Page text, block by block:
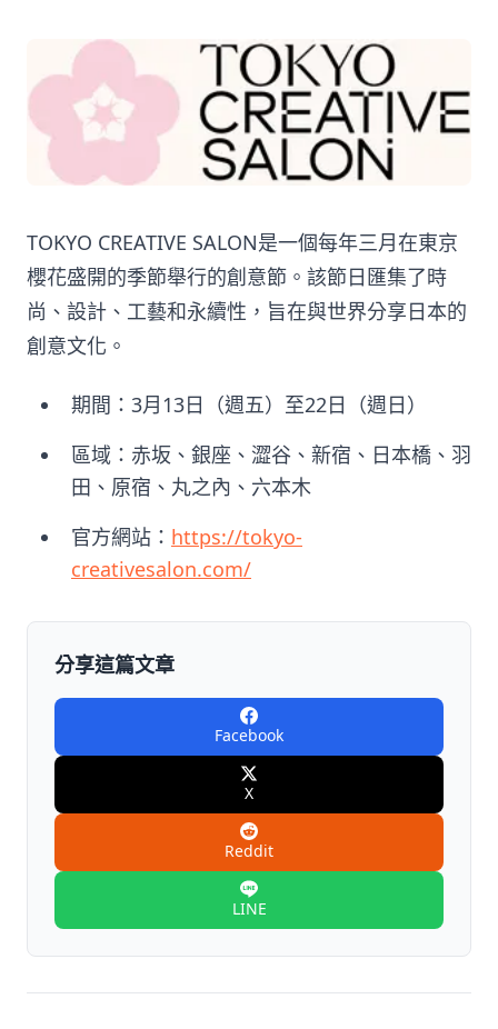
TOKYO CREATIVE SALON是一個每年三月在東京
櫻花盛開的季節舉行的創意節。該節日匯集了時
尚、設計、工藝和永續性，旨在與世界分享日本的
創意文化。
期間：3月13日（週五）至22日（週日）
區域：赤坂、銀座、澀谷、新宿、日本橋、羽
田、原宿、丸之內、六本木
官方網站： https://tokyo-
creativesalon.com/
分享這篇文章
Facebook
X
Reddit
LINE